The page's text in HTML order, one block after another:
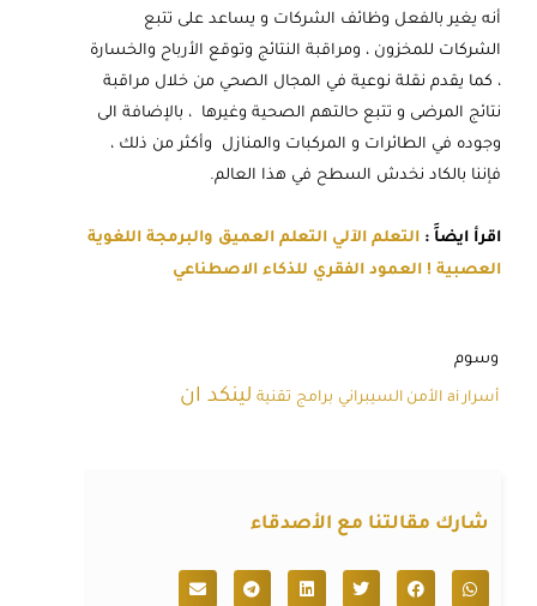
أنه يغير بالفعل وظائف الشركات و يساعد على تتبع
الشركات للمخزون ، ومراقبة النتائج وتوقع الأرباح والخسارة
، كما يقدم نقلة نوعية في المجال الصحي من خلال مراقبة
نتائج المرضى و تتبع حالتهم الصحية وغيرها ، بالإضافة الى
وجوده في الطائرات و المركبات والمنازل وأكثر من ذلك ،
فإننا بالكاد نخدش السطح في هذا العالم.
اقرأ ايضاََ : التعلم الآلي التعلم العميق والبرمجة اللغوية
العصبية ! العمود الفقري للذكاء الاصطناعي
وسوم
أسرار ai الأمن السيبراني برامج تقنية لينكد ان
شارك مقالتنا مع الأصدقاء